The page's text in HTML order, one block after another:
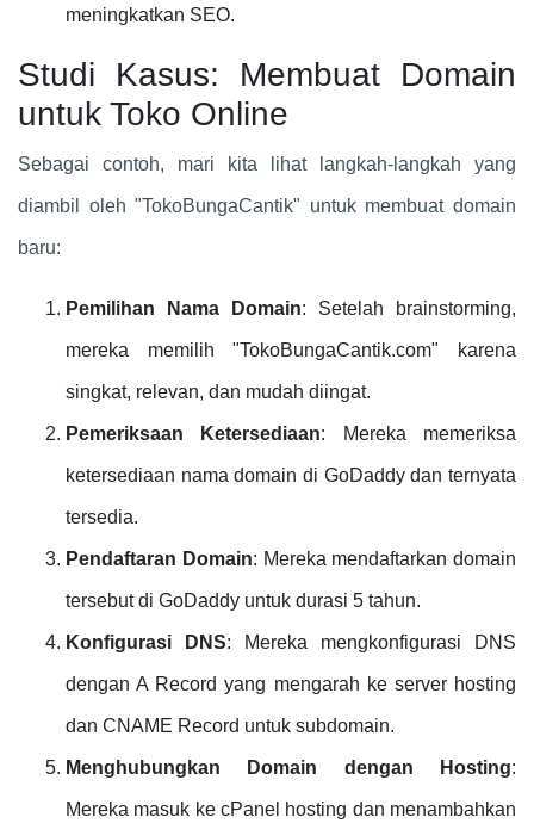
meningkatkan SEO.
Studi Kasus: Membuat Domain
untuk Toko Online
Sebagai contoh, mari kita lihat langkah-langkah yang
diambil oleh "TokoBungaCantik" untuk membuat domain
baru:
Pemilihan Nama Domain: Setelah brainstorming,
mereka memilih "TokoBungaCantik.com" karena
singkat, relevan, dan mudah diingat.
Pemeriksaan Ketersediaan: Mereka memeriksa
ketersediaan nama domain di GoDaddy dan ternyata
tersedia.
Pendaftaran Domain: Mereka mendaftarkan domain
tersebut di GoDaddy untuk durasi 5 tahun.
Konfigurasi DNS: Mereka mengkonfigurasi DNS
dengan A Record yang mengarah ke server hosting
dan CNAME Record untuk subdomain.
Menghubungkan Domain dengan Hosting:
Mereka masuk ke cPanel hosting dan menambahkan